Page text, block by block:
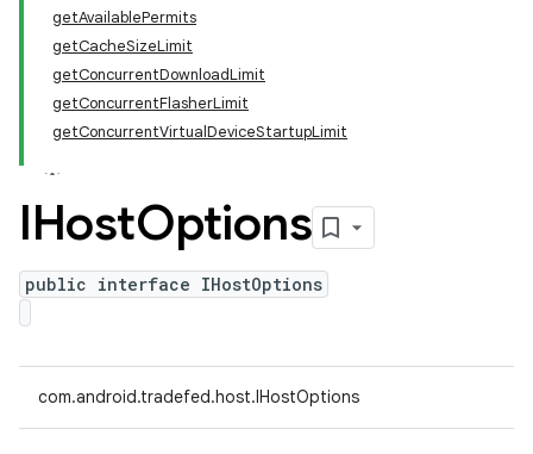
getAvailablePermits
getCacheSizeLimit
getConcurrentDownloadLimit
getConcurrentFlasherLimit
getConcurrentVirtualDeviceStartupLimit
IHostOptions
public interface IHostOptions
com.android.tradefed.host.IHostOptions